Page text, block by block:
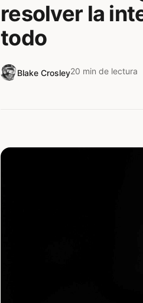
resolver la
todo
Blake Crosley20 min de lectura